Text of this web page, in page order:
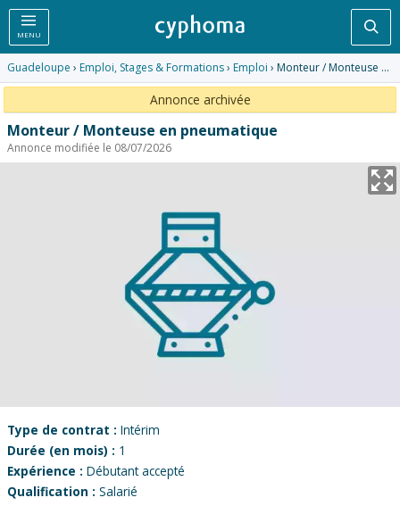
MENU
Guadeloupe › Emploi, Stages & Formations› Emploi › Monteur / Monteuse en pneumatique
Annonce archivée
Monteur / Monteuse en pneumatique
Annonce modifiée le 08/07/2026
Type de contrat : Intérim
Durée (en mois) : 1
Expérience : Débutant accepté
Qualification : Salarié